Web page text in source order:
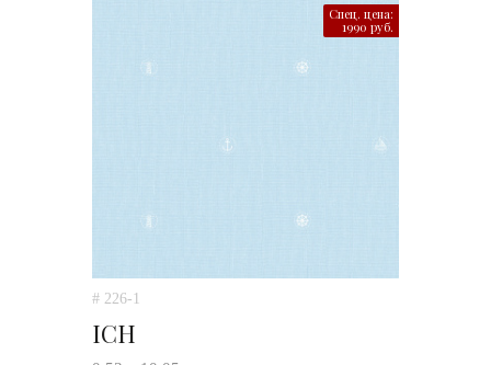
Спец. цена:
1990 руб.
# 226-1
ICH